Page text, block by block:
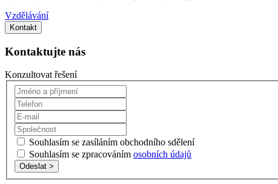
Vzdělávání
Kontakt
Kontaktujte nás
Konzultovat řešení
Souhlasím se zasíláním obchodního sdělení
Souhlasím se zpracováním osobních údajů
Odeslat >